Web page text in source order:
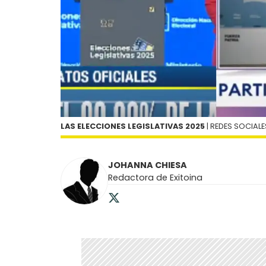
LAS ELECCIONES LEGISLATIVAS 2025 | REDES
JOHANNA CHIESA
Redactora de Exitoina